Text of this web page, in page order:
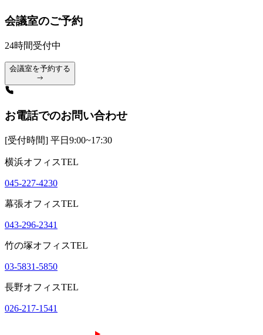
会議室のご予約
24時間受付中
会議室を予約する
お電話でのお問い合わせ
[受付時間] 平日9:00~17:30
横浜オフィスTEL
045-227-4230
幕張オフィスTEL
043-296-2341
竹の塚オフィスTEL
03-5831-5850
長野オフィスTEL
026-217-1541